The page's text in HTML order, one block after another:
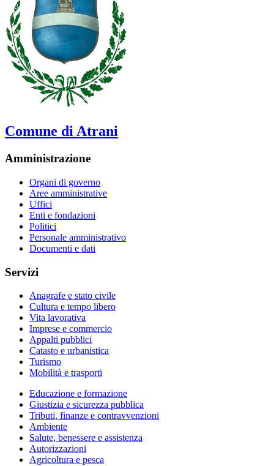
Comune di Atrani
Amministrazione
Organi di governo
Aree amministrative
Uffici
Enti e fondazioni
Politici
Personale amministrativo
Documenti e dati
Servizi
Anagrafe e stato civile
Cultura e tempo libero
Vita lavorativa
Imprese e commercio
Appalti pubblici
Catasto e urbanistica
Turismo
Mobilità e trasporti
Educazione e formazione
Giustizia e sicurezza pubblica
Tributi, finanze e contravvenzioni
Ambiente
Salute, benessere e assistenza
Autorizzazioni
Agricoltura e pesca